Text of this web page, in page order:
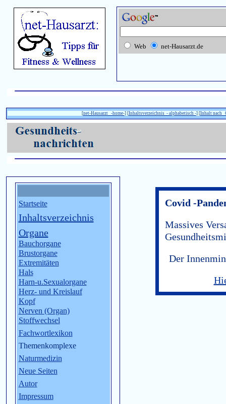
Web net-Hausarzt.de
[net-Hausarzt -home-] [Inhaltsverzeichnis - alphabetisch -] [Inhalt nach
Startseite
Inhaltsverzeichnis
Organe
Bauchorgane
Brustorgane
Extremitäten
Hals
Harn-u.Sexualorgane
Herz- und Kreislauf
Kopf
Nerven (Organ)
Stoffwechsel
Fachwortlexikon
Themenkomplexe
Naturmedizin
Neue Seiten
Autor
Impressum
Covid -
Massives
Der